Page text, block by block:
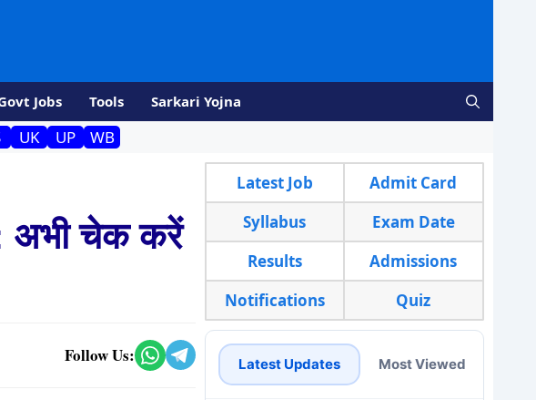
Jobs Tools Sarkari Yojna
UK UP
WB
अभी चेक करें
Follow Us:
Latest Job
Admit Card
Syllabus
Exam Date
Results
Admissions
Notifications
Quiz
Latest Updates Most Viewed